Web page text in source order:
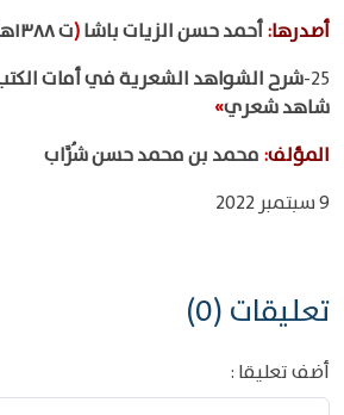
أصدرها:أحمد حسن الزيات باشا(ت ١٣٨٨هـ
25- شرح الشواهد الشعرية في أمات
شاهد شعري»
المؤلف: محمد بن محمد حسن شُرَّاب
9 سبتمبر 2022
تعليقات (0)
أضف تعليقا :